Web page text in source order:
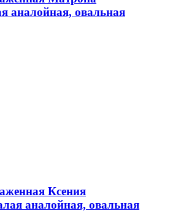
аналойная, овальная
Ксения
аналойная, овальная